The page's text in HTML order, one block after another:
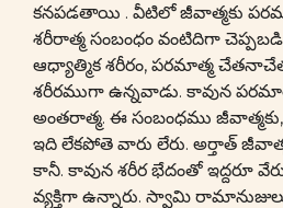
కనపడతాయి . వీటిలో జీవాత్మకు
శరీరాత్మ సంబంధం వంటిదిగా
ఆధ్యాత్మిక శరీరం, పరమాత్మ
శరీరముగా ఉన్నవాడు. కావున
అంతరాత్మ. ఈ సంబంధము
ఇది లేకపోతె వారు లేరు. అర్తాత్
కానీ. కావున శరీర భేదంతో ఇద్దరూ
వ్యక్తిగా ఉన్నారు. స్వామి